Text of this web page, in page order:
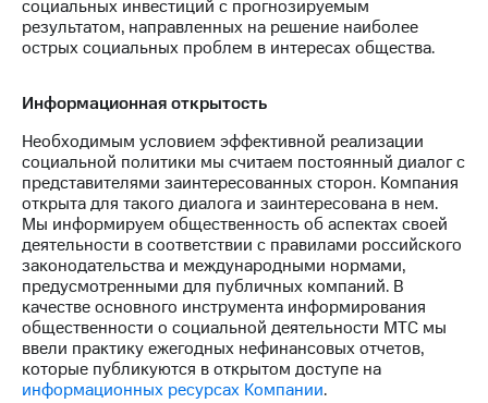
социальных инвестиций с прогнозируемым
результатом, направленных на решение наиболее
острых социальных проблем в интересах общества.
Информационная открытость
Необходимым условием эффективной реализации
социальной политики мы считаем постоянный диалог с
представителями заинтересованных сторон. Компания
открыта для такого диалога и заинтересована в нем.
Мы информируем общественность об аспектах своей
деятельности в соответствии с правилами российского
законодательства и международными нормами,
предусмотренными для публичных компаний. В
качестве основного инструмента информирования
общественности о социальной деятельности МТС мы
ввели практику ежегодных нефинансовых отчетов,
которые публикуются в открытом доступе на
информационных ресурсах Компании.